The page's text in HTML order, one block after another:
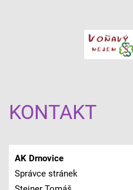
KONTAKT
AK Drnovice
Správce stránek